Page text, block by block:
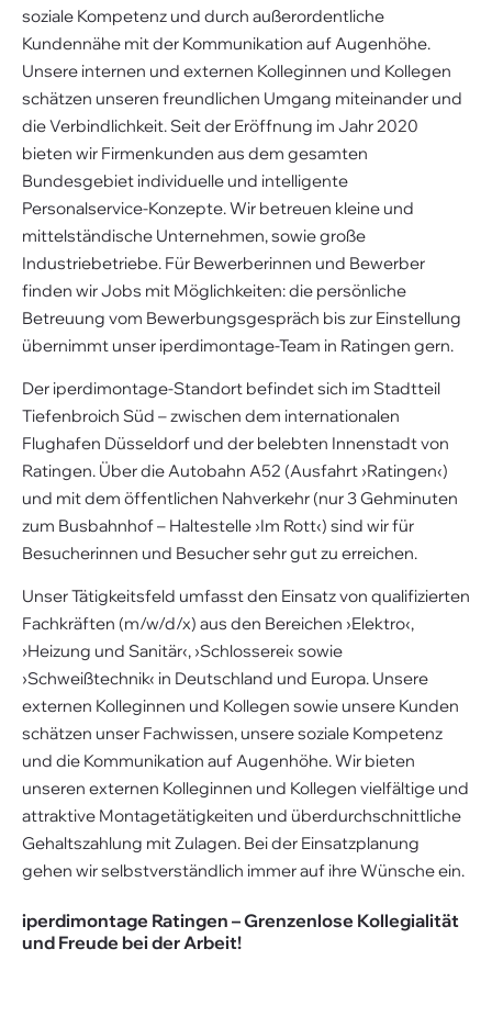
soziale Kompetenz und durch außerordentliche
Kundennähe mit der Kommunikation auf Augenhöhe.
Unsere internen und externen Kolleginnen und Kollegen
schätzen unseren freundlichen Umgang miteinander und
die Verbindlichkeit. Seit der Eröffnung im Jahr 2020
bieten wir Firmenkunden aus dem gesamten
Bundesgebiet individuelle und intelligente
Personalservice-Konzepte. Wir betreuen kleine und
mittelständische Unternehmen, sowie große
Industriebetriebe. Für Bewerberinnen und Bewerber
finden wir Jobs mit Möglichkeiten: die persönliche
Betreuung vom Bewerbungsgespräch bis zur Einstellung
übernimmt unser iperdimontage-Team in Ratingen gern.
Der iperdimontage-Standort befindet sich im Stadtteil
Tiefenbroich Süd – zwischen dem internationalen
Flughafen Düsseldorf und der belebten Innenstadt von
Ratingen. Über die Autobahn A52 (Ausfahrt ›Ratingen‹)
und mit dem öffentlichen Nahverkehr (nur 3 Gehminuten
zum Busbahnhof – Haltestelle ›Im Rott‹) sind wir für
Besucherinnen und Besucher sehr gut zu erreichen.
Unser Tätigkeitsfeld umfasst den Einsatz von qualifizierten
Fachkräften (m/w/d/x) aus den Bereichen ›Elektro‹,
›Heizung und Sanitär‹, ›Schlosserei‹ sowie
›Schweißtechnik‹ in Deutschland und Europa. Unsere
externen Kolleginnen und Kollegen sowie unsere Kunden
schätzen unser Fachwissen, unsere soziale Kompetenz
und die Kommunikation auf Augenhöhe. Wir bieten
unseren externen Kolleginnen und Kollegen vielfältige und
attraktive Montagetätigkeiten und überdurchschnittliche
Gehaltszahlung mit Zulagen. Bei der Einsatzplanung
gehen wir selbstverständlich immer auf ihre Wünsche ein.
iperdimontage Ratingen – Grenzenlose Kollegialität
und Freude bei der Arbeit!